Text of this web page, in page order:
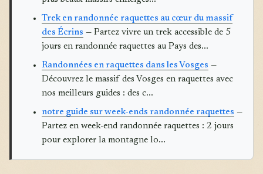
Trek en randonnée raquettes au cœur du massif
des Écrins — Partez vivre un trek accessible de 5
jours en randonnée raquettes au Pays des...
Randonnées en raquettes dans les Vosges —
Découvrez le massif des Vosges en raquettes avec
nos meilleurs guides : des c...
notre guide sur week-ends randonnée raquettes —
Partez en week-end randonnée raquettes : 2 jours
pour explorer la montagne lo...